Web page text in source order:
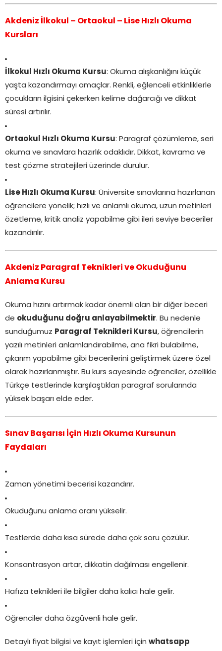
Akdeniz İlkokul – Ortaokul – Lise Hızlı Okuma
Kursları
İlkokul Hızlı Okuma Kursu : Okuma alışkanlığını küçük
yaşta kazandırmayı amaçlar. Renkli, eğlenceli etkinliklerle
çocukların ilgisini çekerken kelime dağarcığı ve dikkat
süresi artırılır.
Ortaokul Hızlı Okuma Kursu : Paragraf çözümleme, seri
okuma ve sınavlara hazırlık odaklıdır. Dikkat, kavrama ve
test çözme stratejileri üzerinde durulur.
Lise Hızlı Okuma Kursu : Üniversite sınavlarına hazırlanan
öğrencilere yönelik; hızlı ve anlamlı okuma, uzun metinleri
özetleme, kritik analiz yapabilme gibi ileri seviye beceriler
kazandırılır.
Akdeniz Paragraf Teknikleri ve Okuduğunu
Anlama Kursu
Okuma hızını artırmak kadar önemli olan bir diğer beceri
de okuduğunu doğru anlayabilmektir. Bu nedenle
sunduğumuz Paragraf Teknikleri Kursu , öğrencilerin
yazılı metinleri anlamlandırabilme, ana fikri bulabilme,
çıkarım yapabilme gibi becerilerini geliştirmek üzere özel
olarak hazırlanmıştır. Bu kurs sayesinde öğrenciler, özellikle
Türkçe testlerinde karşılaştıkları paragraf sorularında
yüksek başarı elde eder.
Sınav Başarısı İçin Hızlı Okuma Kursunun
Faydaları
Zaman yönetimi becerisi kazandırır.
Okuduğunu anlama oranı yükselir.
Testlerde daha kısa sürede daha çok soru çözülür.
Konsantrasyon artar, dikkatin dağılması engellenir.
Hafıza teknikleri ile bilgiler daha kalıcı hale gelir.
Öğrenciler daha özgüvenli hale gelir.
Detaylı fiyat bilgisi ve kayıt işlemleri için whatsapp